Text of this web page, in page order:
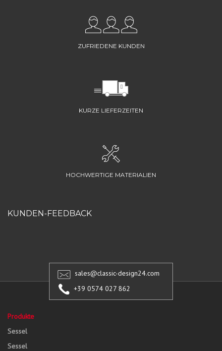
ZUFRIEDENE KUNDEN
KURZE LIEFERZEITEN
HOCHWERTIGE MATERIALIEN
KUNDEN-FEEDBACK
sales@classic-design24.com
+39 0574 027 862
Produkte
Sessel
Sessel